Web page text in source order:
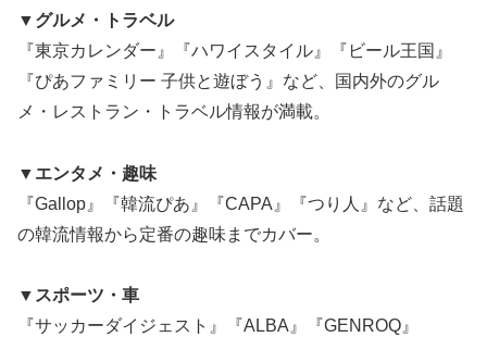
▼グルメ・トラベル
『東京カレンダー』『ハワイスタイル』『ビール王国』
『ぴあファミリー 子供と遊ぼう』など、国内外のグル
メ・レストラン・トラベル情報が満載。
▼エンタメ・趣味
『Gallop』『韓流ぴあ』『CAPA』『つり人』など、話題
の韓流情報から定番の趣味までカバー。
▼スポーツ・車
『サッカーダイジェスト』『ALBA』『GENROQ』